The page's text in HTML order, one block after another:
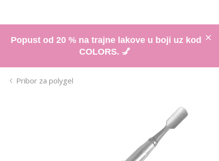
Popust od 20 % na trajne lakove u boji uz kod
COLORS. 💅
Pribor za polygel